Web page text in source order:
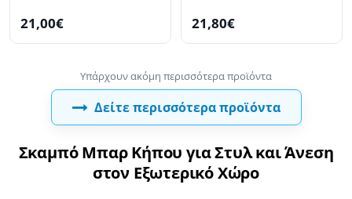
Σκαμπό Μπαρ Κήπου για Στυλ και Άνεση
στον Εξωτερικό Χώρο
21,00€ 21,80€
Δείτε περισσότερα προϊόντα